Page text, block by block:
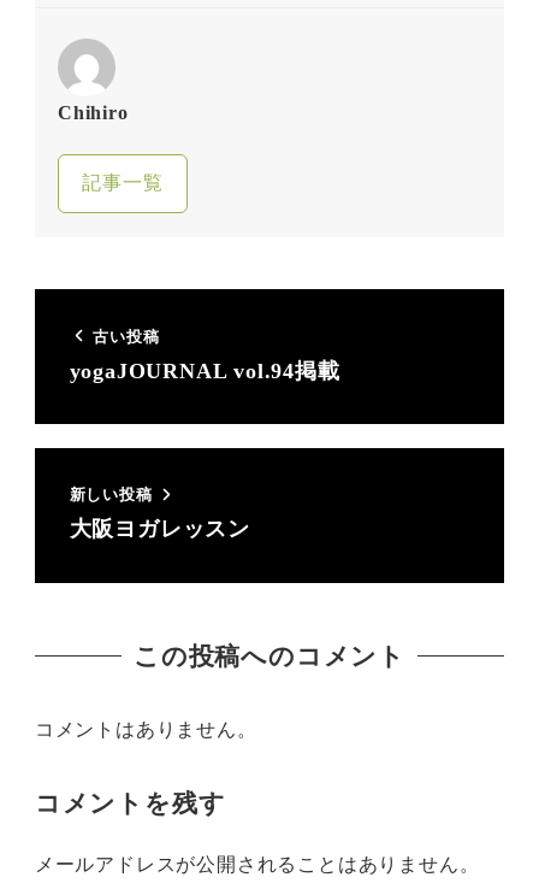
Chihiro
記事一覧
古い投稿
yogaJOURNAL vol.94掲載
新しい投稿
大阪ヨガレッスン
この投稿へのコメント
コメントはありません。
コメントを残す
メールアドレスが公開されることはありません。